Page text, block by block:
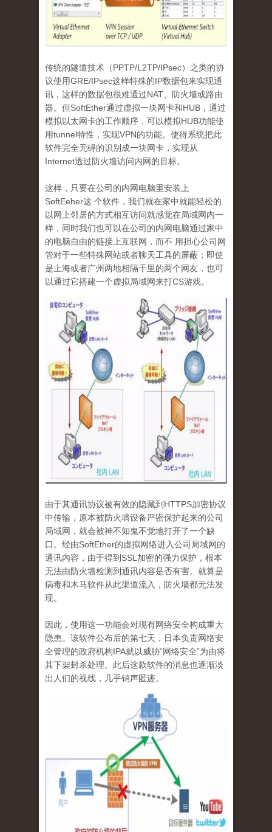
传统的隧道技术（PPTP/L2TP/IPsec）之类的协
议使用GRE/IPsec这样特殊的IP数据包来实现通
讯，这样的数据包很难通过NAT 、防火墙或路由
器。但SoftEther通过虚拟一块网卡和HUB ，通过
模拟以太网卡的工作顺序，可以模拟HUB功能使
用tunnel特性，实现VPN的功能。使得系统把此
软件完全无碍的识别成一块网卡，实现从
Internet透过防火墙访问内网的目标。
这样 ，只要在公司的内网电脑里安装上
SoftEeher这 个软件，我们就在家中就能轻松的
以网上邻居的方式相互访问就感觉在局域网内一
样，同时我们也可以在公司的内网电脑通过家中
的电脑自由的链接上互联网，而不 用担心公司网
管对于一些特殊网站或者聊天工具的屏蔽；即使
是上海或者广州两地相隔千里的两个网友，也可
以通过它搭建一个虚拟局域网来打CS游戏。
由于其通讯协议被有效的隐藏到 HTTPS加密协议
中传输，原本被防火墙设备严密保护起来的公司
局域网，就会被神不知鬼不觉地打开了一个缺
口。经由SoftEther的虚拟网络进入公司局域网的
通讯内容，由于得到 SSL 加密的强力保护，根本
无法由防火墙检测到通讯内容是否有害。就算是
病毒和木马软件从此渠道流入，防火墙都无法发
现。
因此，使用这一功能会对现有网络安全构成重大
隐患。该软件公布后的第七天，日本负责网络安
全管理的政府机构IPA就以威胁“网络安全”为由将
其下架封杀处理。此后这款软件的消息也逐渐淡
出人们的视线，几乎销声匿迹。